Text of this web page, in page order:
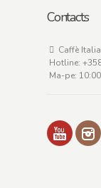
Contacts
Caffè Italia
Hotline:
Ma-pe: